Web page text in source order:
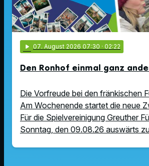
play_arrow 07. August 2026 07:30 · 02:22
Den Ronhof einmal ganz
Die Vorfreude bei den fränkischen
Am Wochenende startet die neue
Für die Spielvereinigung Greuther
Sonntag, den 09.08.26 auswärts